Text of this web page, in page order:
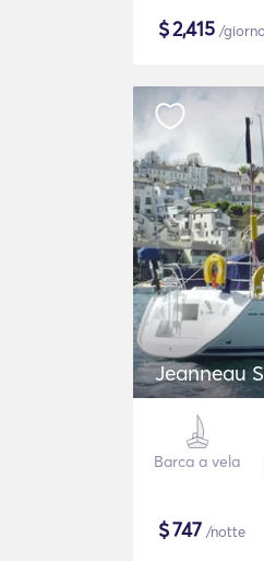
$2,415 /giorno
Jeanneau
Barca a vela
$747 /notte